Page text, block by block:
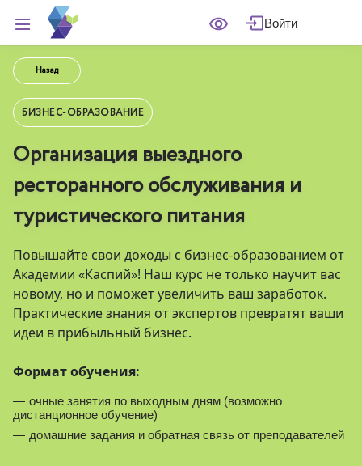
Войти
Назад
БИЗНЕС-ОБРАЗОВАНИЕ
Организация выездного
ресторанного обслуживания и
туристического питания
Повышайте свои доходы с бизнес-образованием от
Академии «Каспий»! Наш курс не только научит вас
новому, но и поможет увеличить ваш заработок.
Практические знания от экспертов превратят ваши
идеи в прибыльный бизнес.
Формат обучения:
очные занятия по выходным дням (возможно
дистанционное обучение)
домашние задания и обратная связь от преподавателей